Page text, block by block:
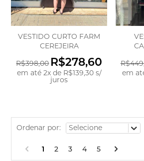
VESTIDO CURTO FARM
CEREJEIRA
R$398,00 R$278,60
em até 2xde R$139,30s/
juros
em
Ordenar por:
1 2 3 4 5